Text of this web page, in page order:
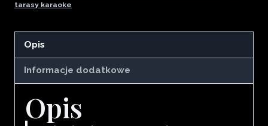
tarasy karaoke
Opis
Informacje dodatkowe
Opis